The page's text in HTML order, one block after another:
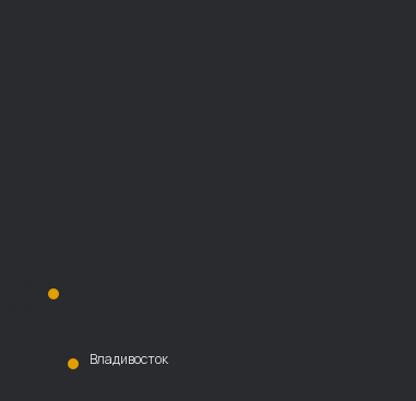
Владивосток